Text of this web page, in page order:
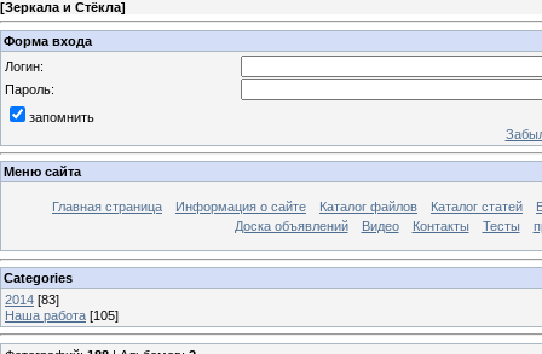
[Зеркала и Стёкла]
Форма входа
Логин:
Пароль:
запомнить
Меню сайта
Главная страница Информация о сайте Каталог файлов Каталог статей
Доска объявлений
Видео Контакты Тесты
Categories
2014 [83]
Наша работа [105]